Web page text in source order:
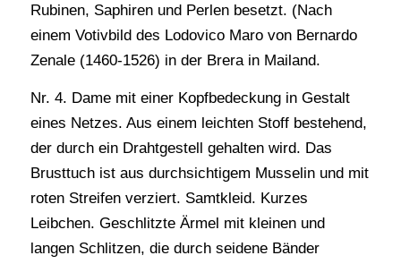
Rubinen, Saphiren und Perlen besetzt. (Nach
einem Votivbild des Lodovico Maro von Bernardo
Zenale (1460-1526) in der Brera in Mailand.
Nr. 4. Dame mit einer Kopfbedeckung in Gestalt
eines Netzes. Aus einem leichten Stoff bestehend,
der durch ein Drahtgestell gehalten wird. Das
Brusttuch ist aus durchsichtigem Musselin und mit
roten Streifen verziert. Samtkleid. Kurzes
Leibchen. Geschlitzte Ärmel mit kleinen und
langen Schlitzen, die durch seidene Bänder